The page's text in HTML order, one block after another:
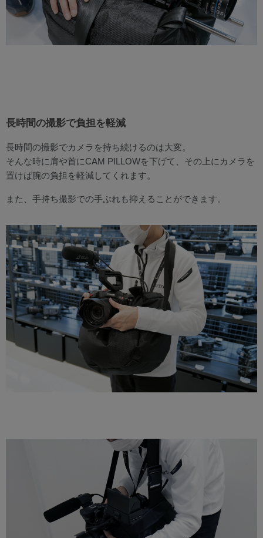
長時間の撮影で負担を軽減
長時間の撮影でカメラを持ち続けるのは大変。
そんな時に肩や首にCAM PILLOWを下げて、その上にカメラを
置けば腕の負担を軽減してくれます。
また、手持ち撮影での手ぶれも抑えることができます。